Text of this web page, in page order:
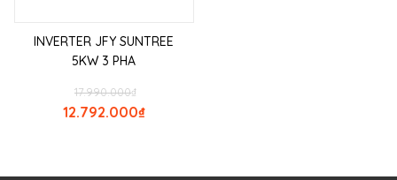
INVERTER JFY SUNTREE
5KW 3 PHA
₫
17.990.000
₫
12.792.000